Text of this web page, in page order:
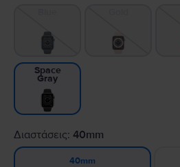
Space
Gray
Διαστάσεις: 40mm
40mm